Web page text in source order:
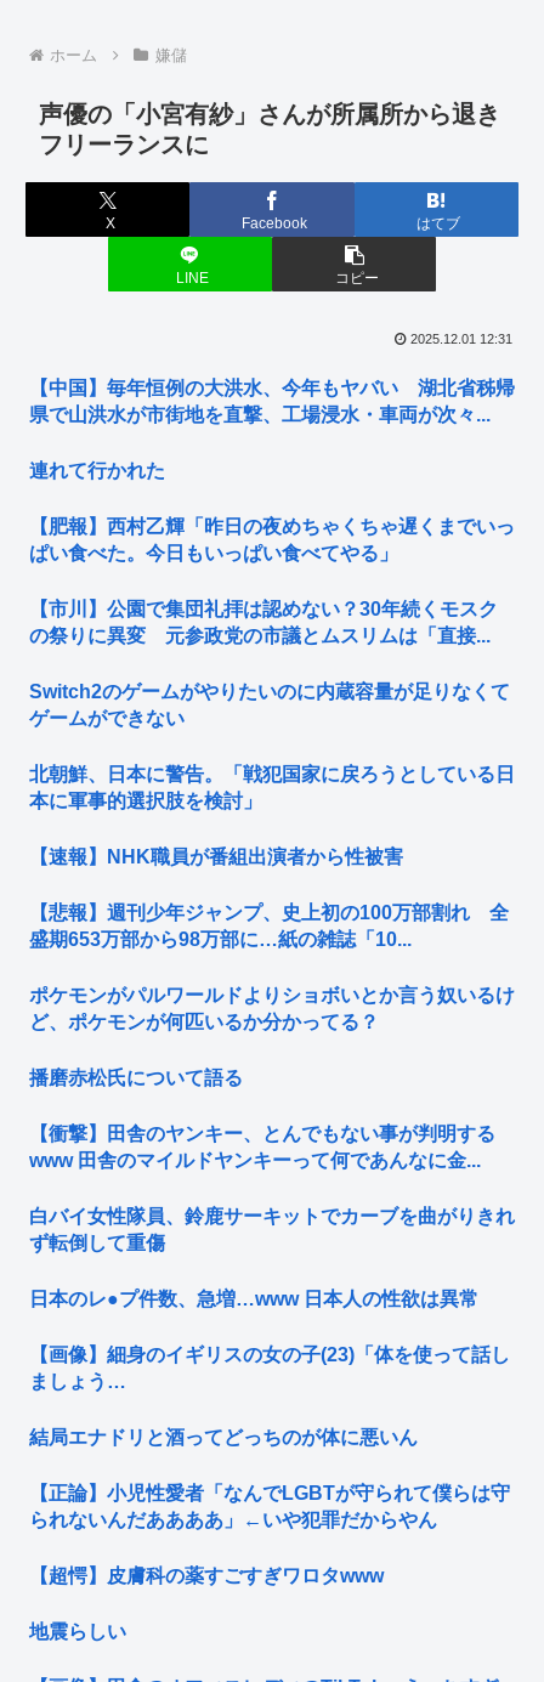
ホーム 嫌儲
声優の「小宮有紗」さんが所属所から退き
フリーランスに
X Facebook はてブ
LINE コピー
2025.12.01 12:31
【中国】毎年恒例の大洪水、今年もヤバい 湖北省秭帰
県で山洪水が市街地を直撃、工場浸水・車両が次々...
連れて行かれた
【肥報】西村乙輝「昨日の夜めちゃくちゃ遅くまでいっ
ぱい食べた。今日もいっぱい食べてやる」
【市川】公園で集団礼拝は認めない？30年続くモスク
の祭りに異変 元参政党の市議とムスリムは「直接...
Switch2のゲームがやりたいのに内蔵容量が足りなくて
ゲームができない
北朝鮮、日本に警告。「戦犯国家に戻ろうとしている日
本に軍事的選択肢を検討」
【速報】NHK職員が番組出演者から性被害
【悲報】週刊少年ジャンプ、史上初の100万部割れ 全
盛期653万部から98万部に…紙の雑誌「10...
ポケモンがパルワールドよりショボいとか言う奴いるけ
ど、ポケモンが何匹いるか分かってる？
播磨赤松氏について語る
【衝撃】田舎のヤンキー、とんでもない事が判明する
www 田舎のマイルドヤンキーって何であんなに金...
白バイ女性隊員、鈴鹿サーキットでカーブを曲がりきれ
ず転倒して重傷
日本のレ●プ件数、急増…www 日本人の性欲は異常
【画像】細身のイギリスの女の子(23)「体を使って話し
ましょう…
結局エナドリと酒ってどっちのが体に悪いん
【正論】小児性愛者「なんでLGBTが守られて僕らは守
られないんだああああ」←いや犯罪だからやん
【超愕】皮膚科の薬すごすぎワロタwww
地震らしい